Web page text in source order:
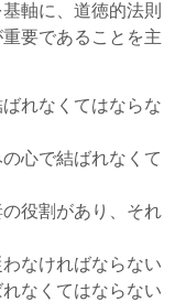
軸に、道徳的法則
要であることを主
れなくてはならな
心で結ばれなくて
役割があり、それ
なければならない
なくてはならない